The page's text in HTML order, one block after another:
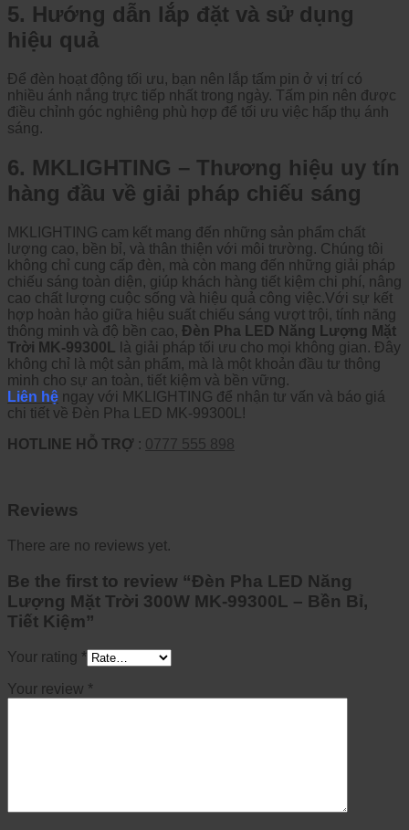
5. Hướng dẫn lắp đặt và sử dụng
hiệu quả
Để đèn hoạt động tối ưu, bạn nên lắp tấm pin ở vị trí có
nhiều ánh nắng trực tiếp nhất trong ngày. Tấm pin nên được
điều chỉnh góc nghiêng phù hợp để tối ưu việc hấp thụ ánh
sáng.
6. MKLIGHTING – Thương hiệu uy tín
hàng đầu về giải pháp chiếu sáng
MKLIGHTING cam kết mang đến những sản phẩm chất
lượng cao, bền bỉ, và thân thiện với môi trường. Chúng tôi
không chỉ cung cấp đèn, mà còn mang đến những giải pháp
chiếu sáng toàn diện, giúp khách hàng tiết kiệm chi phí, nâng
cao chất lượng cuộc sống và hiệu quả công việc.Với sự kết
hợp hoàn hảo giữa hiệu suất chiếu sáng vượt trội, tính năng
thông minh và độ bền cao, Đèn Pha LED Năng Lượng Mặt
Trời MK-99300L là giải pháp tối ưu cho mọi không gian. Đây
không chỉ là một sản phẩm, mà là một khoản đầu tư thông
minh cho sự an toàn, tiết kiệm và bền vững.
Liên hệ ngay với MKLIGHTING để nhận tư vấn và báo giá
chi tiết về Đèn Pha LED MK-99300L!
HOTLINE HỖ TRỢ : 0777 555 898
Reviews
There are no reviews yet.
Be the first to review “Đèn Pha LED Năng
Lượng Mặt Trời 300W MK-99300L – Bền Bỉ,
Tiết Kiệm”
Your rating *
Your review *